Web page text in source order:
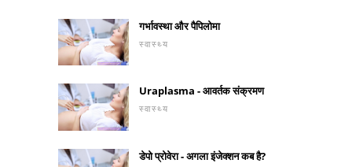
गर्भावस्था और पैपिलोमा
स्वास्थ्य
Uraplasma - आवर्तक संक्रमण
स्वास्थ्य
डेपो प्रोवेरा - अगला इंजेक्शन कब है?